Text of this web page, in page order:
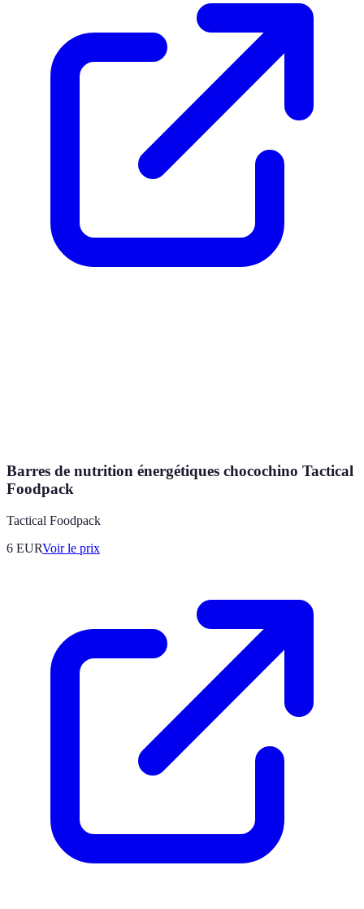
Barres de nutrition énergétiques chocochino Tactical
Foodpack
Tactical Foodpack
6 EURVoir le prix